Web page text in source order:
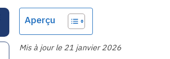
Aperçu
Mis à jour le 21 janvier 2026